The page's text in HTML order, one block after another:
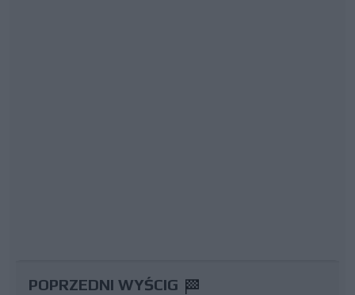
POPRZEDNI WYŚCIG